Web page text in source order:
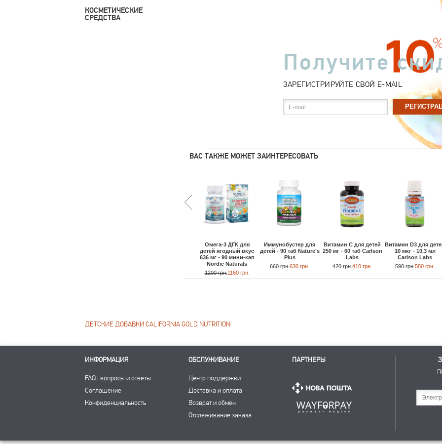
КОСМЕТИЧЕСКИЕ
СРЕДСТВА
Получите
ЗАРЕГИСТРИРУЙТЕ СВОЙ E-MAIL
E-mail
ВАС ТАКЖЕ МОЖЕТ ЗАИНТЕРЕСОВАТЬ
Омега-3 ДГК для
детей ягодный вкус
636 мг - 90 мини-кап
Nordic Naturals
1200 грн.1160 грн.
Иммунобустер для
детей - 90 таб Nature's
Plus
660 грн.630 грн.
Витамин С для детей
250 мг - 60 таб Carlson
Labs
420 грн.410 грн.
Витамин D3 для
10 мкг - 10,3 мл
Carlson Labs
590 грн.580 грн.
ДЕТСКИЕ ДОБАВКИ CALIFORNIA GOLD NUTRITION
ИНФОРМАЦИЯ
FAQ | вопросы и ответы
Соглашение
Конфиденциальность
ОБСЛУЖИВАНИЕ
Центр поддержки
Доставка и оплата
Возврат и обмен
Отслеживание заказа
ПАРТНЕРЫ